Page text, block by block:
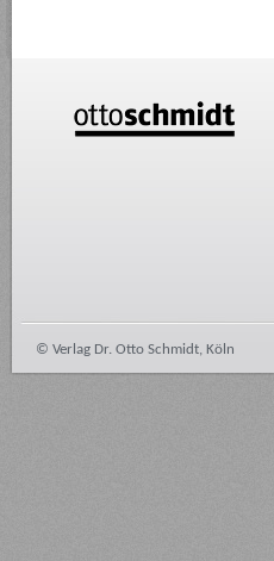
© Verlag Dr. Otto Schmidt, Köln